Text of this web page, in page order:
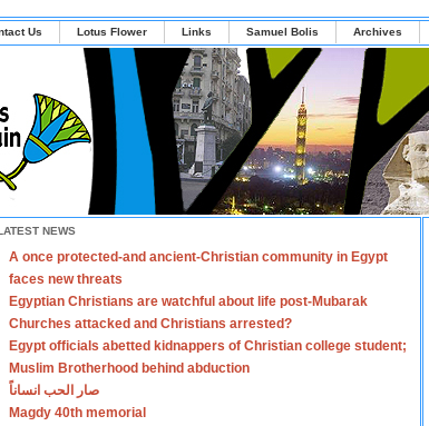
Us Lotus Flower Links Samuel Bolis Archives
NEWS
A once protected-and ancient-Christian community in Egypt
faces new threats
Egyptian Christians are watchful about life post-Mubarak
Churches attacked and Christians arrested?
Egypt officials abetted kidnappers of Christian college student;
Muslim Brotherhood behind abduction
صار الحب انساناً
Magdy 40th memorial